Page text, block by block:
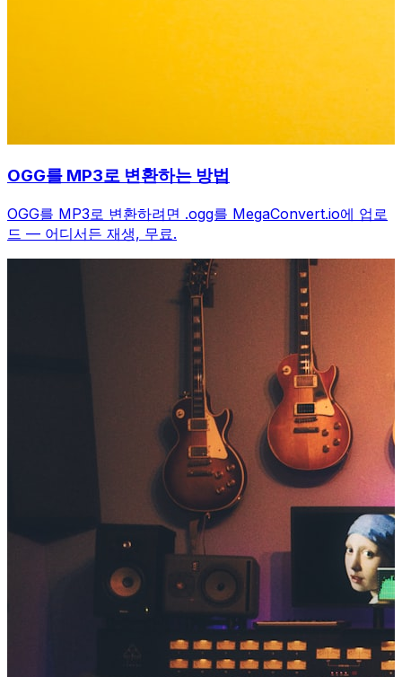
OGG를 MP3로 변환하는 방법
OGG를 MP3로 변환하려면 .ogg를 MegaConvert.io에 업로
드 — 어디서든 재생, 무료.